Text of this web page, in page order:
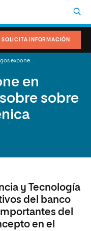
SOLICITA INFORMACIÓN
en
sobre
y Tecnología
del banco
del
en el